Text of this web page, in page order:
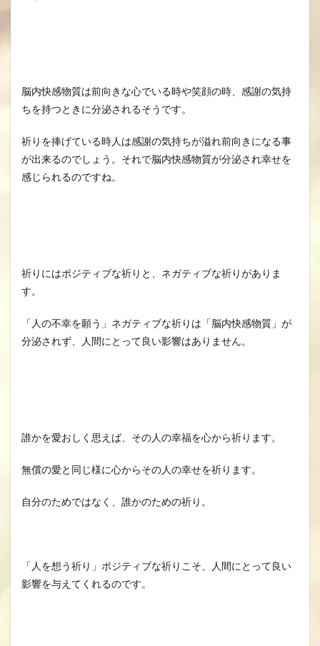
脳内快感物質は前向きな心でいる時や笑顔の時、感謝の気持
ちを持つときに分泌されるそうです。
祈りを捧げている時人は感謝の気持ちが溢れ前向きになる事
が出来るのでしょう。それで脳内快感物質が分泌され幸せを
感じられるのですね。
祈りにはポジティブな祈りと、ネガティブな祈りがありま
す。
「人の不幸を願う」ネガティブな祈りは「脳内快感物質」が
分泌されず、人間にとって良い影響はありません。
誰かを愛おしく思えば、その人の幸福を心から祈ります。
無償の愛と同じ様に心からその人の幸せを祈ります。
自分のためではなく、誰かのための祈り。
「人を想う祈り」ポジティブな祈りこそ、人間にとって良い
影響を与えてくれるのです。